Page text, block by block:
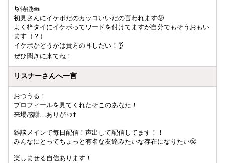
🌀特徴🍰
初見さんにイケボだのカッコいいだの言われます😤
よく枠タイにイケボってワードを付けてますが自分でもそうおもい
ます（？）
イケボかどうかは貴方の耳しだい！👂
ぜひ聞きに来てね！
リスナーさんへ一言
おつうる！
プロフィールを見てくれたそこのあなた！
来場感謝…ありがﾄｯ⬆️
雑談メインで毎日配信！声出して配信してます！！
みんなにとってちょっと有名な友達みたいな存在になりたい😤
楽しませる自信あります！